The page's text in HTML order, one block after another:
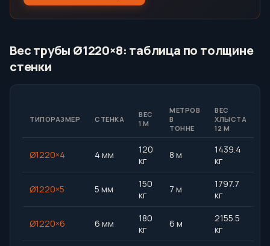
Вес трубы Ø1220×8: таблица по толщине
стенки
ТИПОРАЗМЕР СТЕНКА
ВЕС
1 М
МЕТРОВ
В
ТОННЕ
ВЕС
ХЛЫСТА
12 М
Ø1220×4 4 мм
120
кг
8 м
1439.4
кг
Ø1220×5 5 мм
150
кг
7 м
1797.7
кг
Ø1220×6 6 мм
180
кг
6 м
2155.5
кг